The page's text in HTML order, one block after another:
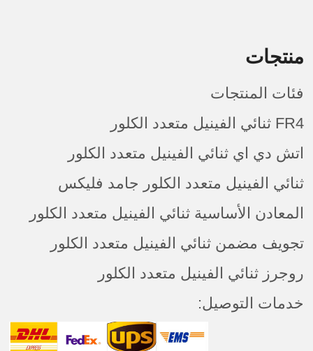
منتجات
فئات المنتجات
FR4 ثنائي الفينيل متعدد الكلور
اتش دي اي ثنائي الفينيل متعدد الكلور
ثنائي الفينيل متعدد الكلور جامد فليكس
المعادن الأساسية ثنائي الفينيل متعدد الكلور
تجويف مضمن ثنائي الفينيل متعدد الكلور
روجرز ثنائي الفينيل متعدد الكلور
خدمات التوصيل: